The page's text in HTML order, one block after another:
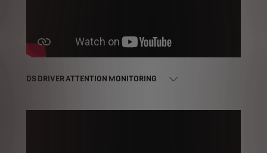
DS DRIVER ATTENTION MONITORING